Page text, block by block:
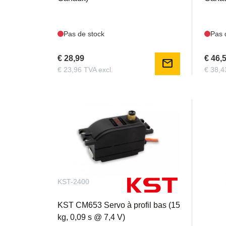
Pas de stock
€ 28,99
€ 23,96 TVA excl. mail
Pas
€
€
KST-2400
KST CM653 Servo à profil bas (15
kg, 0,09 s @ 7,4 V)